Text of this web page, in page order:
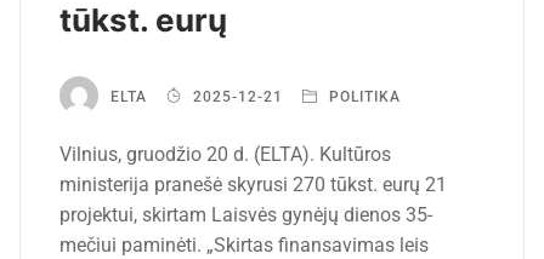
tūkst. eurų
ELTA 2025-12-21 POLITIKA
Vilnius, gruodžio 20 d. (ELTA). Kultūros
ministerija pranešė skyrusi 270 tūkst. eurų 21
projektui, skirtam Laisvės gynėjų dienos 35-
mečiui paminėti. „Skirtas finansavimas leis